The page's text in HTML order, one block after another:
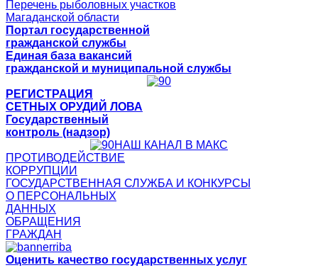
Перечень рыболовных участков
Магаданской области
Портал государственной
гражданской службы
Единая база вакансий
гражданской и муниципальной службы
РЕГИСТРАЦИЯ
СЕТНЫХ ОРУДИЙ ЛОВА
Государственный
контроль (надзор)
НАШ КАНАЛ В МАКС
ПРОТИВОДЕЙСТВИЕ
КОРРУПЦИИ
ГОСУДАРСТВЕННАЯ СЛУЖБА И КОНКУРСЫ
О ПЕРСОНАЛЬНЫХ
ДАННЫХ
ОБРАЩЕНИЯ
ГРАЖДАН
Оценить качество государственных услуг